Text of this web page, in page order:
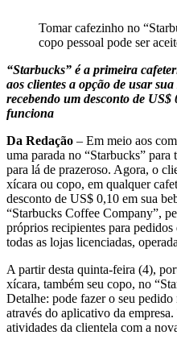
Tomar cafezinho no
copo pessoal pode ser
“Starbucks” é a primeira
aos clientes a opção de usar
recebendo um desconto de
funciona
Da Redação – Em meio aos
uma parada no “Starbucks”
para lá de prazeroso. Agora, o
xícara ou copo, em qualquer
desconto de US$ 0,10 em sua
“Starbucks Coffee Company”,
próprios recipientes para
todas as lojas licenciadas,
A partir desta quinta-feira (4),
xícara, também seu copo, no
Detalhe: pode fazer o seu
através do aplicativo da
atividades da clientela com a